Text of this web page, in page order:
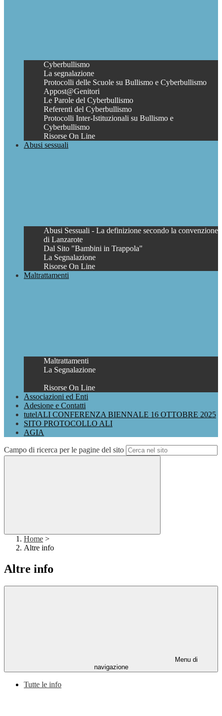
Cyberbullismo
La segnalazione
Protocolli delle Scuole su Bullismo e Cyberbullismo
Appost@Genitori
Le Parole del Cyberbullismo
Referenti del Cyberbullismo
Protocolli Inter-Istituzionali su Bullismo e
Cyberbullismo
Risorse On Line
Abusi sessuali
Abusi Sessuali - La definizione secondo la convenzione
di Lanzarote
Dal Sito "Bambini in Trappola"
La Segnalazione
Risorse On Line
Maltrattamenti
Maltrattamenti
La Segnalazione
Risorse On Line
Associazioni ed Enti
Adesione e Contatti
tutelALI CONFERENZA BIENNALE 16 OTTOBRE 2025
SITO PROTOCOLLO ALI
AGIA
Campo di ricerca per le pagine del sito
Home >
Altre info
Altre info
Menu di
navigazione
Tutte le info